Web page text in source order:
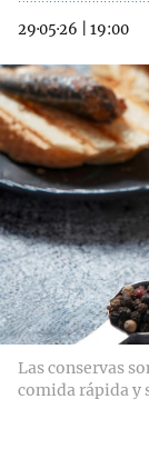
29·05·26 19:00
Las conservas
comida rápida y